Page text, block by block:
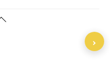
Back
›